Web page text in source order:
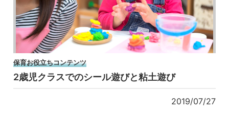
保育お役立ちコンテンツ
2歳児クラスでのシール遊びと粘土遊び
2019/07/27